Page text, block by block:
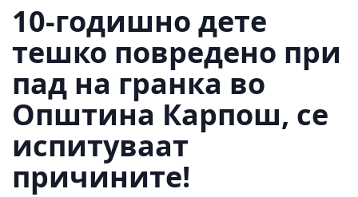
10-годишно дете
тешко повредено при
пад на гранка во
Општина Карпош, се
испитуваат
причините!